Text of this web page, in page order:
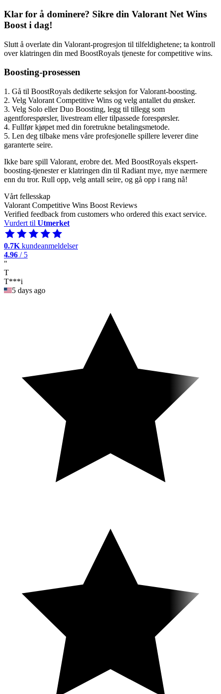
Klar for å dominere? Sikre din Valorant Net Wins
Boost i dag!
Slutt å overlate din Valorant-progresjon til tilfeldighetene; ta kontroll
over klatringen din med BoostRoyals tjeneste for competitive wins.
Boosting-prosessen
1. Gå til BoostRoyals dedikerte seksjon for Valorant-boosting.
2. Velg Valorant Competitive Wins og velg antallet du ønsker.
3. Velg Solo eller Duo Boosting, legg til tillegg som
agentforespørsler, livestream eller tilpassede forespørsler.
4. Fullfør kjøpet med din foretrukne betalingsmetode.
5. Len deg tilbake mens våre profesjonelle spillere leverer dine
garanterte seire.
Ikke bare spill Valorant, erobre det. Med BoostRoyals ekspert-
boosting-tjenester er klatringen din til Radiant mye, mye nærmere
enn du tror. Rull opp, velg antall seire, og gå opp i rang nå!
Vårt fellesskap
Valorant Competitive Wins Boost Reviews
Verified feedback from customers who ordered this exact service.
Vurdert til Utmerket
0.7K kundeanmeldelser
4.96 / 5
"
T
T***i
5 days ago